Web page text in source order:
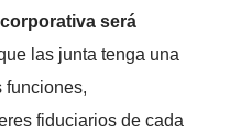
será
las junta tenga una
funciones,
fiduciarios de cada